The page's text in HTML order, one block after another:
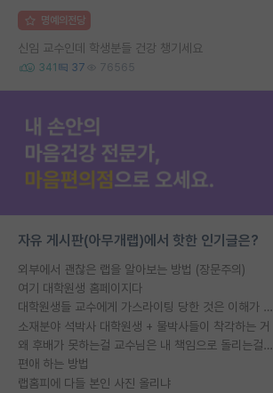
명예의전당
신임 교수인데 학생분들 건강 챙기세요
341 37 76565
자유 게시판(아무개랩)에서 핫한 인기글은?
외부에서 괜찮은 랩을 알아보는 방법 (장문주의)
여기 대학원생 홈페이지다
대학원생들 교수에게 가스라이팅 당한 것은 이해가 갑니다. 안타깝네요.
소재분야 석박사 대학원생 + 물박사들이 착각하는 거
왜 후배가 못하는걸 교수님은 내 책임으로 돌리는걸까요?
편애 하는 방법
랩홈피에 다들 본인 사진 올리냐